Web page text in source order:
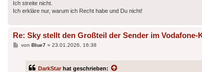
Ich streite nicht.
Ich erkläre nur, warum ich Recht habe und Du nicht!
Re: Sky stellt den Großteil der Sender im
Beitrag
von Blue7» 23.01.2026, 16:38
DarkStar hat geschrieben: